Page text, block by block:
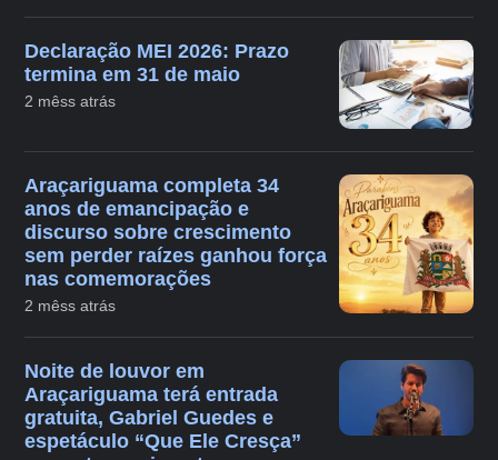
Declaração MEI 2026: Prazo
termina em 31 de maio
2 mêss atrás
Araçariguama completa 34
anos de emancipação e
discurso sobre crescimento
sem perder raízes ganhou força
nas comemorações
2 mêss atrás
Noite de louvor em
Araçariguama terá entrada
gratuita, Gabriel Guedes e
espetáculo “Que Ele Cresça”